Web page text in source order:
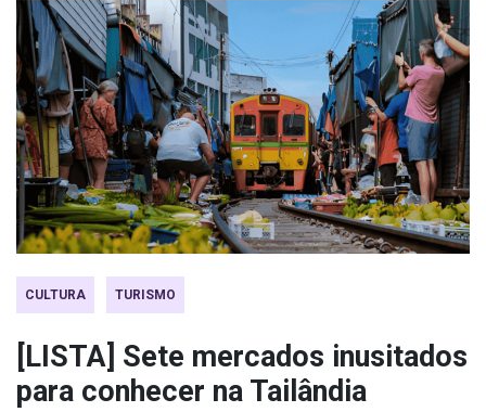
CULTURA TURISMO
[LISTA] Sete mercados inusitados
para conhecer na Tailândia